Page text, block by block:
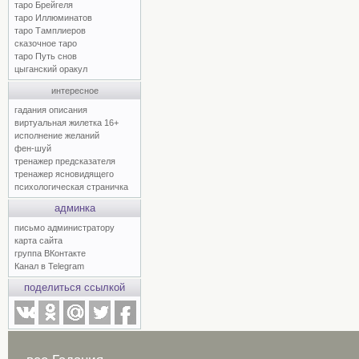
таро Брейгеля
таро Иллюминатов
таро Тамплиеров
сказочное таро
таро Путь снов
цыганский оракул
интересное
гадания описания
виртуальная жилетка 16+
исполнение желаний
фен-шуй
тренажер предсказателя
тренажер ясновидящего
психологическая страничка
админка
письмо администратору
карта сайта
группа ВКонтакте
Канал в Telegram
поделиться ссылкой